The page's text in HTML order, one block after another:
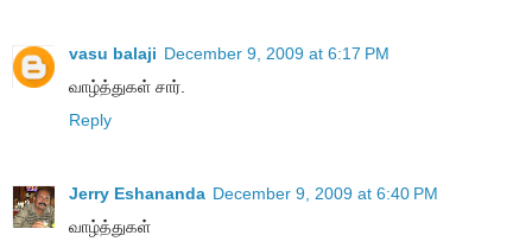
vasu balaji December 9, 2009 at 6:17 PM
வாழ்த்துகள் சார்.
Reply
Jerry Eshananda December 9, 2009 at 6:40 PM
வாழ்த்துகள்